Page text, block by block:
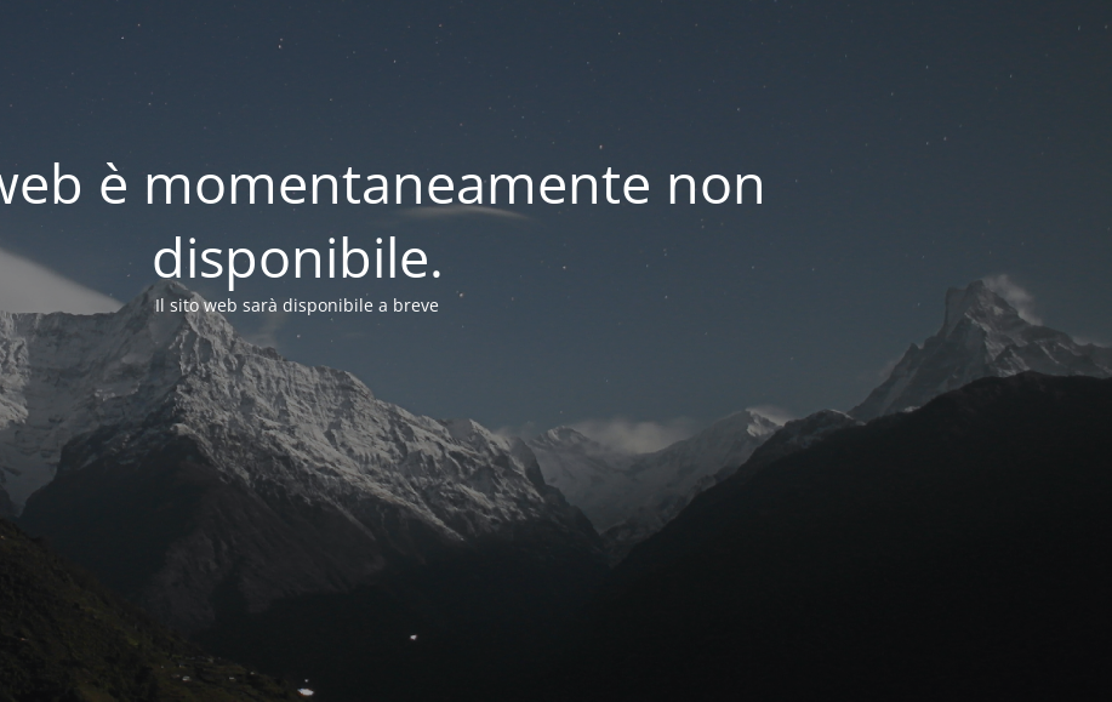
è momentaneamente non
disponibile.
Il sito web sarà disponibile a breve